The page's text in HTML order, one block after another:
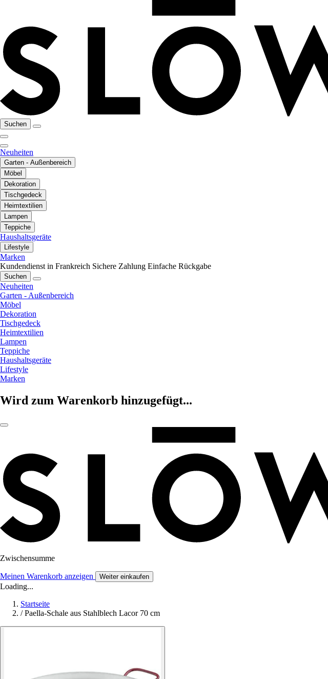
Suchen
Neuheiten
Garten - Außenbereich
Möbel
Dekoration
Tischgedeck
Heimtextilien
Lampen
Teppiche
Haushaltsgeräte
Lifestyle
Marken
Kundendienst in Frankreich Sichere Zahlung Einfache Rückgabe
Suchen
Neuheiten
Garten - Außenbereich
Möbel
Dekoration
Tischgedeck
Heimtextilien
Lampen
Teppiche
Haushaltsgeräte
Lifestyle
Marken
Wird zum Warenkorb hinzugefügt...
Zwischensumme
Meinen Warenkorb anzeigen Weiter einkaufen
Loading...
Startseite
/ Paella-Schale aus Stahlblech Lacor 70 cm